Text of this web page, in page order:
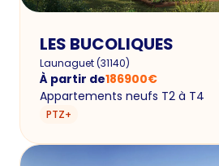
LES BUCOLIQUES
Launaguet(31140)
À partir de186900€
Appartements neufs T2 à T4
PTZ+